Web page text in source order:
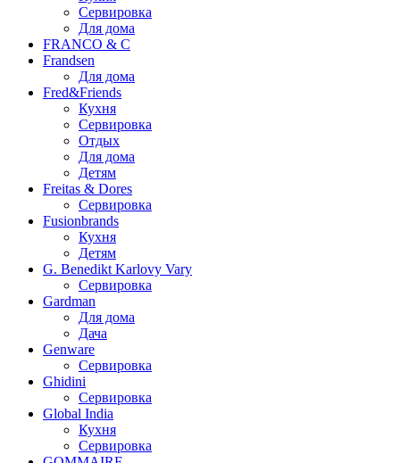
Сервировка
Для дома
FRANCO & C
Frandsen
Для дома
Fred&Friends
Кухня
Сервировка
Отдых
Для дома
Детям
Freitas & Dores
Сервировка
Fusionbrands
Кухня
Детям
G. Benedikt Karlovy Vary
Сервировка
Gardman
Для дома
Дача
Genware
Сервировка
Ghidini
Сервировка
Global India
Кухня
Сервировка